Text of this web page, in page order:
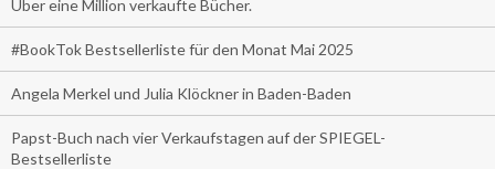
Über eine Million verkaufte Bücher.
#BookTok Bestsellerliste für den Monat Mai 2025
Angela Merkel und Julia Klöckner in Baden-Baden
Papst-Buch nach vier Verkaufstagen auf der SPIEGEL-
Bestsellerliste